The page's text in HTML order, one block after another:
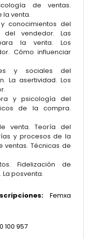
de ventas.
la venta.
conocimientos del
del vendedor. Las
la venta. Los
Cómo influenciar
y sociales del
La asertividad. Los
y psicología del
de la compra.
venta. Teoría del
y procesos de la
ventas. Técnicas de
Fidelización de
posventa.
Femxa
100 957